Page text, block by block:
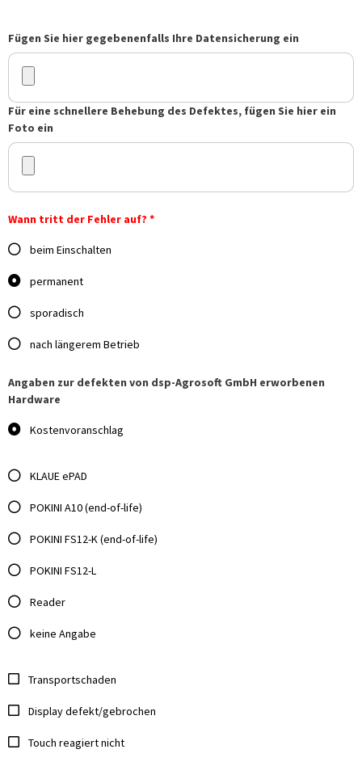
Fügen Sie hier gegebenenfalls Ihre Datensicherung ein
Für eine schnellere Behebung des Defektes, fügen Sie hier ein
Foto ein
Wann tritt der Fehler auf? *
beim Einschalten
permanent
sporadisch
nach längerem Betrieb
Angaben zur defekten von dsp-Agrosoft GmbH erworbenen
Hardware
Kostenvoranschlag
KLAUE ePAD
POKINI A10 (end-of-life)
POKINI FS12-K (end-of-life)
POKINI FS12-L
Reader
keine Angabe
Transportschaden
Display defekt/gebrochen
Touch reagiert nicht